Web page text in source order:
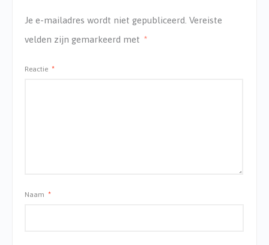
Je e-mailadres wordt niet gepubliceerd. Vereiste
velden zijn gemarkeerd met *
Reactie *
Naam *